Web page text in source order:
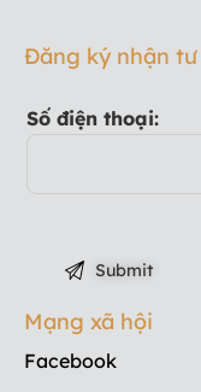
Đăng ký nhận
Số điện thoại:
Mạng xã hội
Facebook